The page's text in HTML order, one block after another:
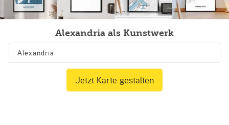
Alexandria als Kunstwerk
Jetzt Karte gestalten